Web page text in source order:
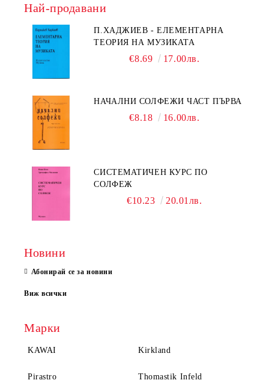
Най-продавани
П.ХАДЖИЕВ - ЕЛЕМЕНТАРНА
ТЕОРИЯ НА МУЗИКАТА
€8.69 17.00лв.
НАЧАЛНИ СОЛФЕЖИ ЧАСТ ПЪРВА
€8.18 16.00лв.
СИСТЕМАТИЧЕН КУРС ПО
СОЛФЕЖ
€10.23 20.01лв.
Новини
Абонирай се за новини
Виж всички
Марки
KAWAI Kirkland
Pirastro Thomastik Infeld